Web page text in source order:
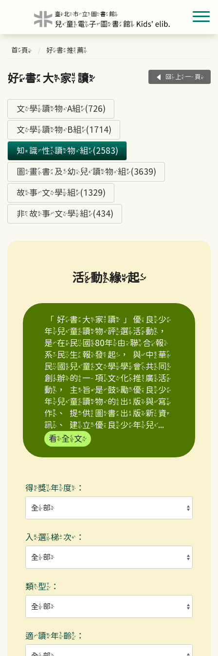
首頁 好書推薦
好書大家讀 回上一頁
文學讀物A組(726)
文學讀物B組(1714)
知識性讀物組(2583)
圖畫書及幼兒讀物組(3639)
故事文學組(1329)
非故事文學組(434)
活動緣起
「好書大家讀」優良少
年兒童讀物評選活動，
是在民國80年由聯合報
系民生報發起，與中華
民國兒童文學學會共同
創辦的一項文化推廣活
動，主旨是鼓勵優良少
年兒童讀物的出版與寫
作、提供圖書出版新資
訊、建立優良少年兒...
看全文
得獎年度：
入選梯次：
類型：
適讀年齡：